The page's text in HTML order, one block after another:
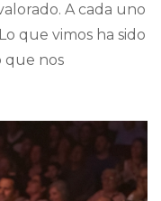
A cada uno
que vimos ha sido
que nos